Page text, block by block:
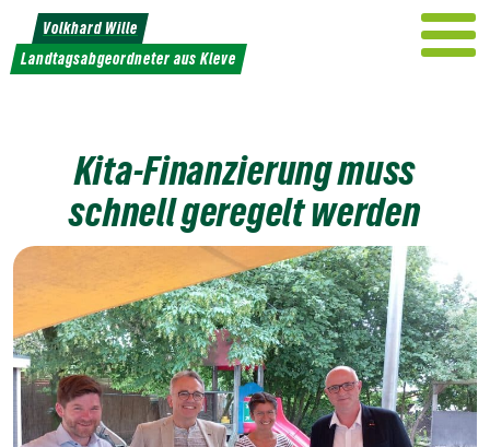
Weiter
zum
Inhalt
Volkhard Wille
Landtagsabgeordneter aus Kleve
Kita-Finanzierung muss
schnell geregelt werden